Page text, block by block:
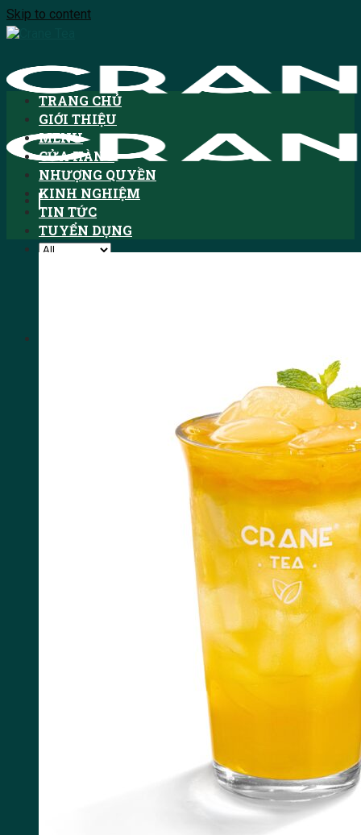
Skip to content
TRANG CHỦ
GIỚI THIỆU
MENU
CỬA HÀNG
NHƯỢNG QUYỀN
KINH NGHIỆM
TIN TỨC
TUYỂN DỤNG